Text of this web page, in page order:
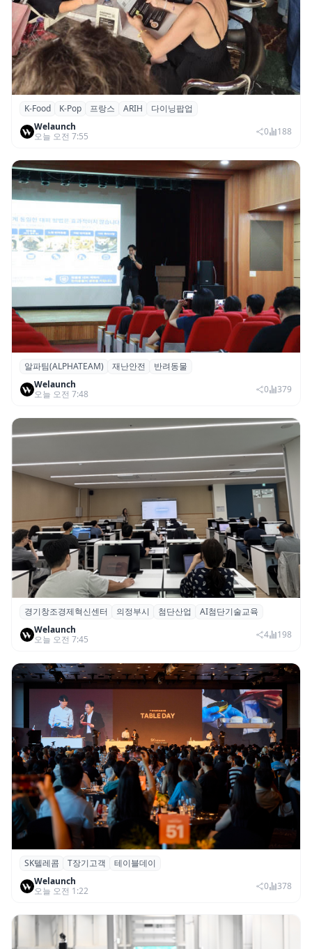
파리의 K-Food 열기…ARIH 팝업 이어 ‘마담
두’도 현지 미식계 진출
K-Food K-Pop 프랑스 ARIH
다이닝팝업
Welaunch
오늘 오전 7:55
0 188
알파팀, ‘반려동물과 보호자를 위한 재난안전
세미나’ 개최
알파팀(ALPHATEAM) 재난안전
반려동물
Welaunch
오늘 오전 7:48
0 379
경기혁신센터, 의정부시 ‘AI 첨단기술교육’
기초·심화과정 성료
경기창조경제혁신센터 의정부시 첨단산업
AI첨단기술교육
Welaunch
오늘 오전 7:45
4 198
SK텔레콤, ‘T 장기고객 프로그램 테이블 데
이’ 서울 행사 성료
SK텔레콤 T장기고객
테이블데이
Welaunch
오늘 오전 1:22
0 378